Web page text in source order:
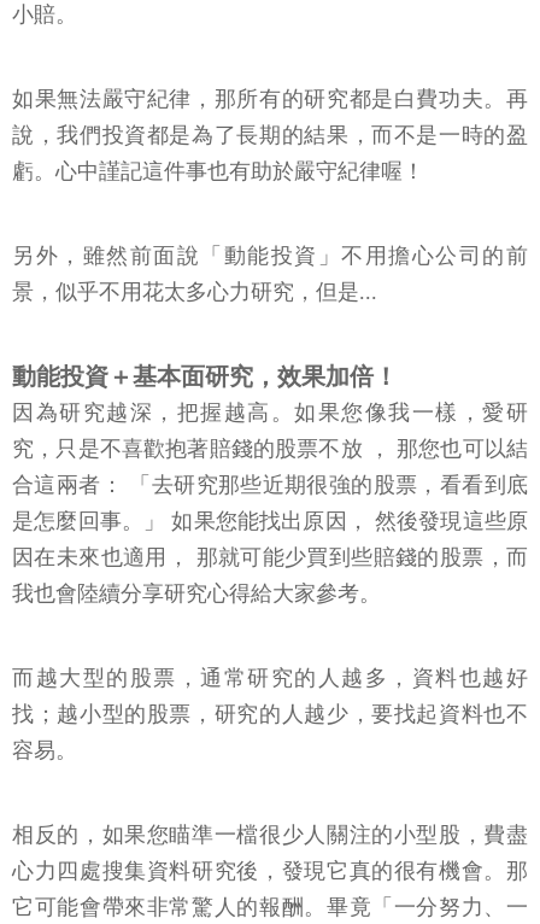
小賠。
如果無法嚴守紀律，那所有的研究都是白費功夫。再
說，我們投資都是為了長期的結果，而不是一時的盈
虧。心中謹記這件事也有助於嚴守紀律喔！
另外，雖然前面說「動能投資」不用擔心公司的前
景，似乎不用花太多心力研究，但是...
動能投資＋基本面研究，效果加倍！
因為研究越深，把握越高。如果您像我一樣，愛研
究，只是不喜歡抱著賠錢的股票不放 ， 那您也可以結
合這兩者： 「去研究那些近期很強的股票，看看到底
是怎麼回事。」 如果您能找出原因， 然後發現這些原
因在未來也適用， 那就可能少買到些賠錢的股票，而
我也會陸續分享研究心得給大家參考。
而越大型的股票，通常研究的人越多，資料也越好
找；越小型的股票，研究的人越少，要找起資料也不
容易。
相反的，如果您瞄準一檔很少人關注的小型股，費盡
心力四處搜集資料研究後，發現它真的很有機會。那
它可能會帶來非常驚人的報酬。畢竟「一分努力、一